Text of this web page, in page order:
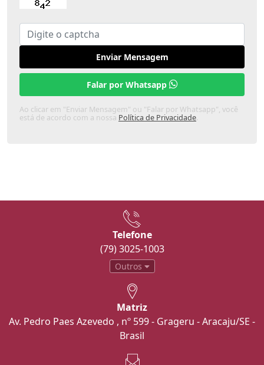
Enviar Mensagem
Falar por Whatsapp
Ao clicar em "Enviar Mensagem" ou "Falar por Whatsapp", você
está de acordo com a nossa Política de Privacidade.
Telefone
(79) 3025-1003
Outros
Matriz
Av. Pedro Paes Azevedo , nº 599 - Grageru - Aracaju/SE -
Brasil